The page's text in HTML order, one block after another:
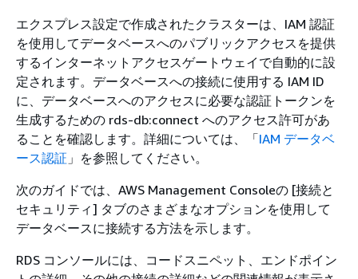
接続」を参照
してくださ
い。
ログのエクス
ポート
[ログのエク
スポート] セ
クションで、
Amazon
Logs に公開
するログを選
択します。
Logs への
デフォルトでは
無効になってい
ます。作成中ま
エクスプレス設定で作成されたクラスターは、IAM 認証
を使用してデータベースへのパブリックアクセスを提供
するインターネットアクセスゲートウェイで自動的に設
定されます。データベースへの接続に使用する IAM ID
に、データベースへのアクセスに必要な認証トークンを
生成するための rds-db:connect へのアクセス許可があ
ることを確認します。詳細については、「IAM データベ
ース認証 」を参照してください。
次のガイドでは、AWS Management Consoleの [接続と
セキュリティ] タブのさまざまなオプションを使用して
データベースに接続する方法を示します。
RDS コンソールには、コードスニペット、エンドポイン